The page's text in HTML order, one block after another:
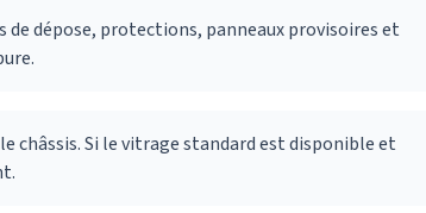
dépose, protections, panneaux provisoires et
châssis. Si le vitrage standard est disponible et